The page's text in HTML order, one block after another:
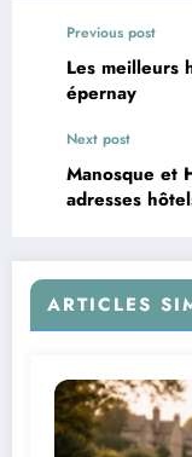
Previous post
Les meilleurs
épernay
Next post
Manosque et
adresses
ARTICLES